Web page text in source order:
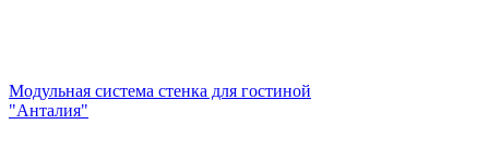
Модульная система стенка для гостиной
"Анталия"